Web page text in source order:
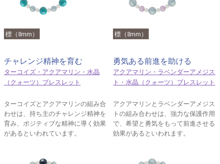
標（8mm）
チャレンジ精神を育む
ターコイズ・アクアマリン・水晶
（クォーツ）ブレスレット
ターコイズとアクアマリンの組み合
わせは、持ち主のチャレンジ精神を
育み、ポジティブな精神に導く効果
があるといわれています。
標（8mm）
勇気ある前進を助ける
アクアマリン・ラベンダーアメジス
ト・水晶（クォーツ）ブレスレット
アクアマリンとラベンダーアメジス
トの組み合わせは、強力な保護作用
で、希望と勇気をもって前進させる
効果があるといわれます。